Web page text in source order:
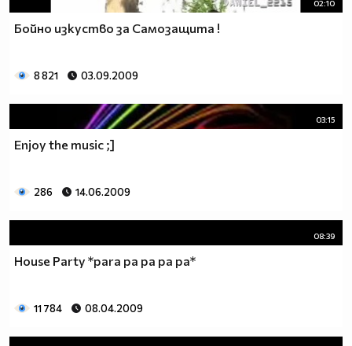
02:10
Бойно изкуство за Самозащита !
8 821 03.09.2009
03:15
Enjoy the music ;]
286 14.06.2009
08:39
House Party *para pa pa pa pa*
11 784 08.04.2009